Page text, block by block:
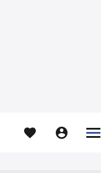
  

